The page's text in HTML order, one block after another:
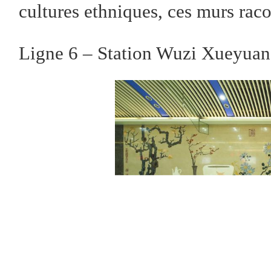
cultures ethniques, ces murs
Ligne 6 – Station Wuzi